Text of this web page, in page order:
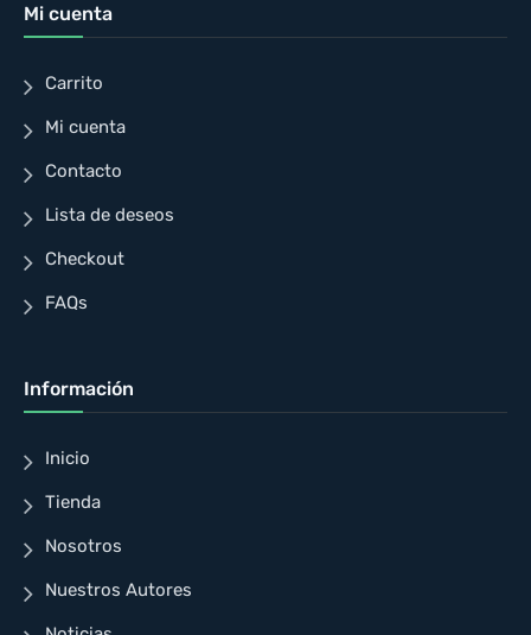
Mi cuenta
Carrito
Mi cuenta
Contacto
Lista de deseos
Checkout
FAQs
Información
Inicio
Tienda
Nosotros
Nuestros Autores